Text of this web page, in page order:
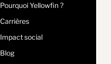
Pourquoi Yellowfin ?
Carrières
Impact social
Blog